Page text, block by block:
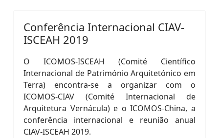
Conferência Internacional CIAV-
ISCEAH 2019
O ICOMOS-ISCEAH (Comité Científico
Internacional de Património Arquitetónico em
Terra) encontra-se a organizar com o
ICOMOS-CIAV (Comité Internacional de
Arquitetura Vernácula) e o ICOMOS-China, a
conferência internacional e reunião anual
CIAV-ISCEAH 2019.